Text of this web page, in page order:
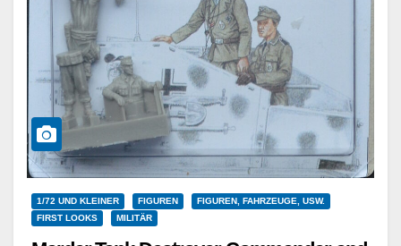
1/72 UND KLEINER FIGUREN
FIGUREN, FAHRZEUGE, USW.
FIRST LOOKS
MILITÄR